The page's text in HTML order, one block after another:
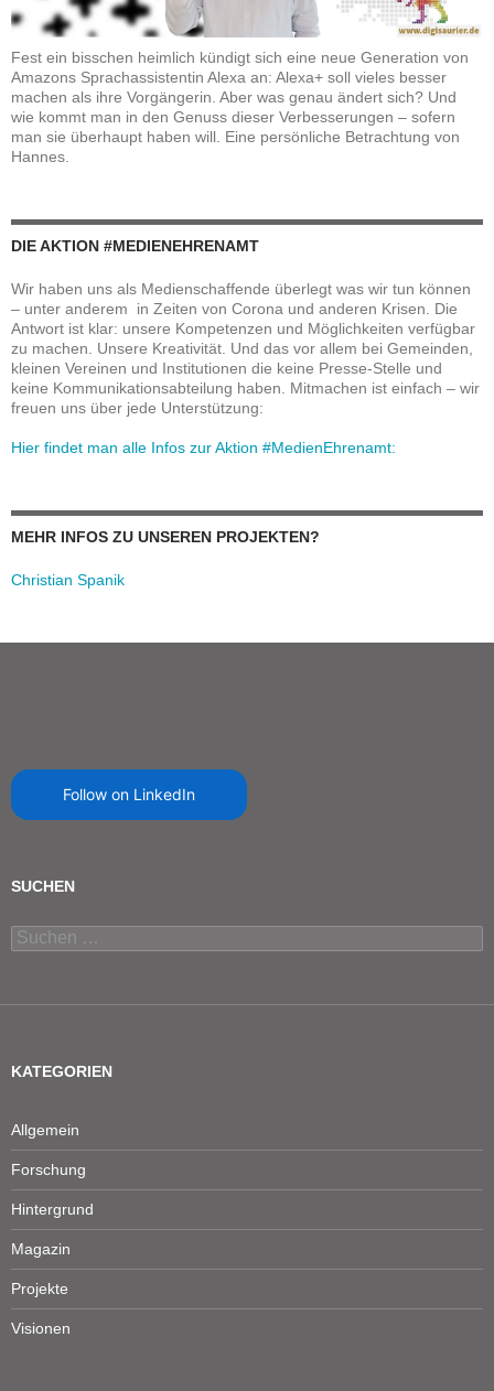
Fest ein bisschen heimlich kündigt sich eine neue Generation von
Amazons Sprachassistentin Alexa an: Alexa+ soll vieles besser
machen als ihre Vorgängerin. Aber was genau ändert sich? Und
wie kommt man in den Genuss dieser Verbesserungen – sofern
man sie überhaupt haben will. Eine persönliche Betrachtung von
Hannes.
DIE AKTION #MEDIENEHRENAMT
Wir haben uns als Medienschaffende überlegt was wir tun können
– unter anderem in Zeiten von Corona und anderen Krisen. Die
Antwort ist klar: unsere Kompetenzen und Möglichkeiten verfügbar
zu machen. Unsere Kreativität. Und das vor allem bei Gemeinden,
kleinen Vereinen und Institutionen die keine Presse-Stelle und
keine Kommunikationsabteilung haben. Mitmachen ist einfach – wir
freuen uns über jede Unterstützung:
Hier findet man alle Infos zur Aktion #MedienEhrenamt:
MEHR INFOS ZU UNSEREN PROJEKTEN?
Christian Spanik
Follow on LinkedIn
SUCHEN
Suchen
nach:
KATEGORIEN
Allgemein
Forschung
Hintergrund
Magazin
Projekte
Visionen